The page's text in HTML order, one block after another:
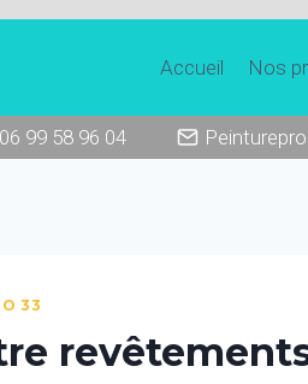
Accueil Nos
06 99 58 96 04
33